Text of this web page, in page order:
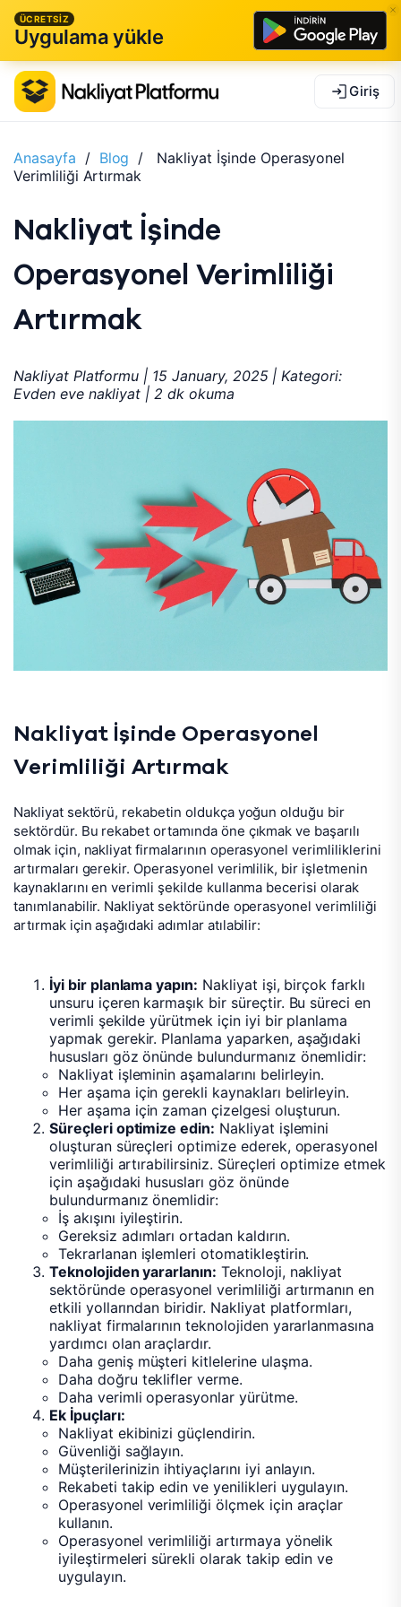
ÜCRETSİZ
Uygulama yükle
Giriş
Anasayfa / Blog /
Nakliyat İşinde Operasyonel
Verimliliği Artırmak
Nakliyat İşinde
Operasyonel Verimliliği
Artırmak
Nakliyat Platformu | 15 January, 2025 | Kategori:
Evden eve nakliyat | 2 dk okuma
Nakliyat İşinde Operasyonel
Verimliliği Artırmak
Nakliyat sektörü, rekabetin oldukça yoğun olduğu bir
sektördür. Bu rekabet ortamında öne çıkmak ve başarılı
olmak için, nakliyat firmalarının operasyonel verimliliklerini
artırmaları gerekir. Operasyonel verimlilik, bir işletmenin
kaynaklarını en verimli şekilde kullanma becerisi olarak
tanımlanabilir. Nakliyat sektöründe operasyonel verimliliği
artırmak için aşağıdaki adımlar atılabilir:
İyi bir planlama yapın: Nakliyat işi, birçok farklı
unsuru içeren karmaşık bir süreçtir. Bu süreci en
verimli şekilde yürütmek için iyi bir planlama
yapmak gerekir. Planlama yaparken, aşağıdaki
hususları göz önünde bulundurmanız önemlidir:
Nakliyat işleminin aşamalarını belirleyin.
Her aşama için gerekli kaynakları belirleyin.
Her aşama için zaman çizelgesi oluşturun.
Süreçleri optimize edin: Nakliyat işlemini
oluşturan süreçleri optimize ederek, operasyonel
verimliliği artırabilirsiniz. Süreçleri optimize etmek
için aşağıdaki hususları göz önünde
bulundurmanız önemlidir:
İş akışını iyileştirin.
Gereksiz adımları ortadan kaldırın.
Tekrarlanan işlemleri otomatikleştirin.
Teknolojiden yararlanın: Teknoloji, nakliyat
sektöründe operasyonel verimliliği artırmanın en
etkili yollarından biridir. Nakliyat platformları,
nakliyat firmalarının teknolojiden yararlanmasına
yardımcı olan araçlardır.
Daha geniş müşteri kitlelerine ulaşma.
Daha doğru teklifler verme.
Daha verimli operasyonlar yürütme.
Ek İpuçları:
Nakliyat ekibinizi güçlendirin.
Güvenliği sağlayın.
Müşterilerinizin ihtiyaçlarını iyi anlayın.
Rekabeti takip edin ve yenilikleri uygulayın.
Operasyonel verimliliği ölçmek için araçlar
kullanın.
Operasyonel verimliliği artırmaya yönelik
iyileştirmeleri sürekli olarak takip edin ve
uygulayın.